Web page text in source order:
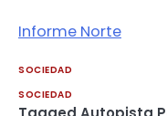
Informe Norte
SOCIEDAD
SOCIEDAD